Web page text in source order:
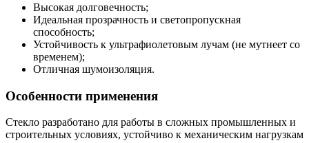
Высокая долговечность;
Идеальная прозрачность и светопропускная
способность;
Устойчивость к ультрафиолетовым лучам (не мутнеет со
временем);
Отличная шумоизоляция.
Особенности применения
Стекло разработано для работы в сложных промышленных и
строительных условиях, устойчиво к механическим нагрузкам